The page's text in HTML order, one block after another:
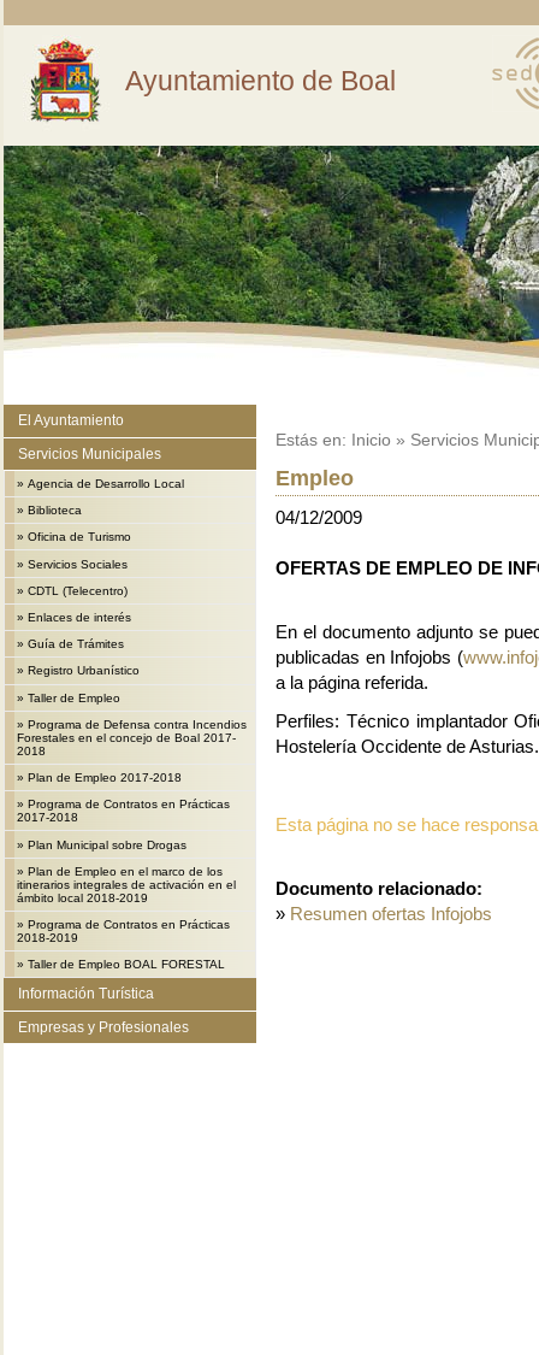
Ayuntamiento de Boal
El Ayuntamiento
Servicios Municipales
» Agencia de Desarrollo Local
» Biblioteca
» Oficina de Turismo
» Servicios Sociales
» CDTL (Telecentro)
» Enlaces de interés
» Guía de Trámites
» Registro Urbanístico
» Taller de Empleo
» Programa de Defensa contra Incendios
Forestales en el concejo de Boal 2017-
2018
» Plan de Empleo 2017-2018
» Programa de Contratos en Prácticas
2017-2018
» Plan Municipal sobre Drogas
» Plan de Empleo en el marco de los
itinerarios integrales de activación en el
ámbito local 2018-2019
» Programa de Contratos en Prácticas
2018-2019
» Taller de Empleo BOAL FORESTAL
Información Turística
Empresas y Profesionales
Estás en: Inicio » Servicios
Empleo
04/12/2009
OFERTAS DE EMPLEO DE
En el documento adjunto se
publicadas en Infojobs (
a la página referida.
Perfiles: Técnico implantador
Hostelería Occidente de Asturias.
Esta página no se hace
Documento relacionado:
» Resumen ofertas Infojobs